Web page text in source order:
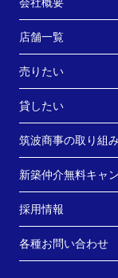
店舗一覧
売りたい
貸したい
筑波商事の取り組み
新築仲介無料キャ
採用情報
各種お問い合わせ